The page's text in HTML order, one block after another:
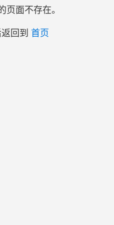
页面不存在。
回到 首页